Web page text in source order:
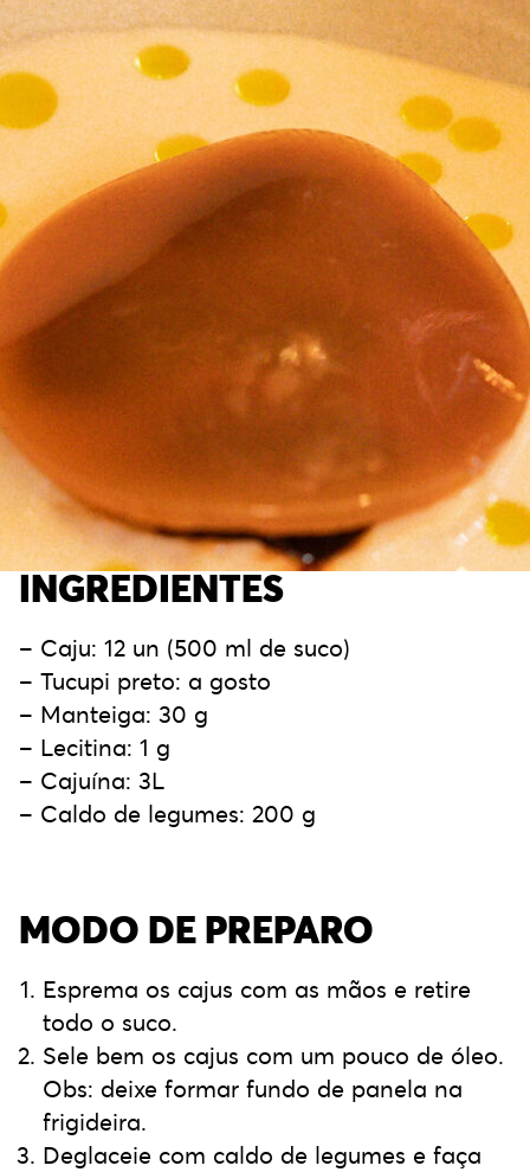
Compartilhe:
Receita por Onildo Rocha.
GLACÊ DE CAJU
INGREDIENTES
– Caju: 12 un (500 ml de suco)
– Tucupi preto: a gosto
– Manteiga: 30 g
– Lecitina: 1 g
– Cajuína: 3L
– Caldo de legumes: 200 g
MODO DE PREPARO
Esprema os cajus com as mãos e retire
todo o suco.
Sele bem os cajus com um pouco de óleo.
Obs: deixe formar fundo de panela na
frigideira.
Deglaceie com caldo de legumes e faça